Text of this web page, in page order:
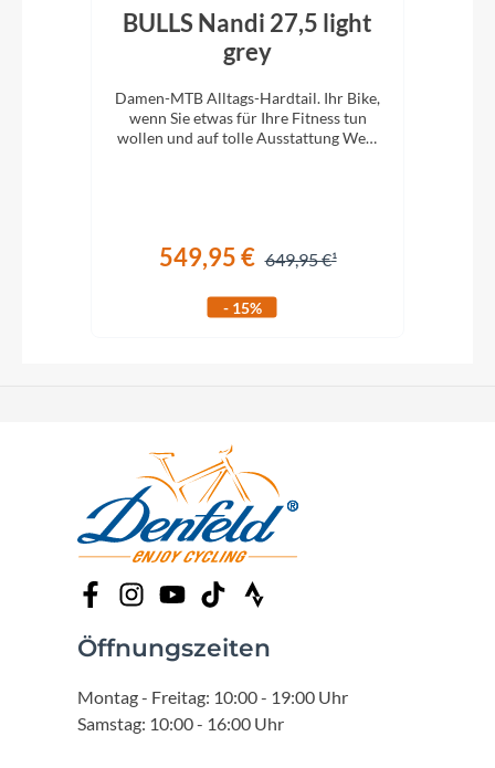
BULLS Nandi 27,5 light
grey
Damen-MTB Alltags-Hardtail. Ihr Bike,
wenn Sie etwas für Ihre Fitness tun
wollen und auf tolle Ausstattung Wert
549,95 € 649,95 €
- 15%
Öffnungszeiten
Montag - Freitag: 10:00 - 19:00 Uhr
Samstag: 10:00 - 16:00 Uhr